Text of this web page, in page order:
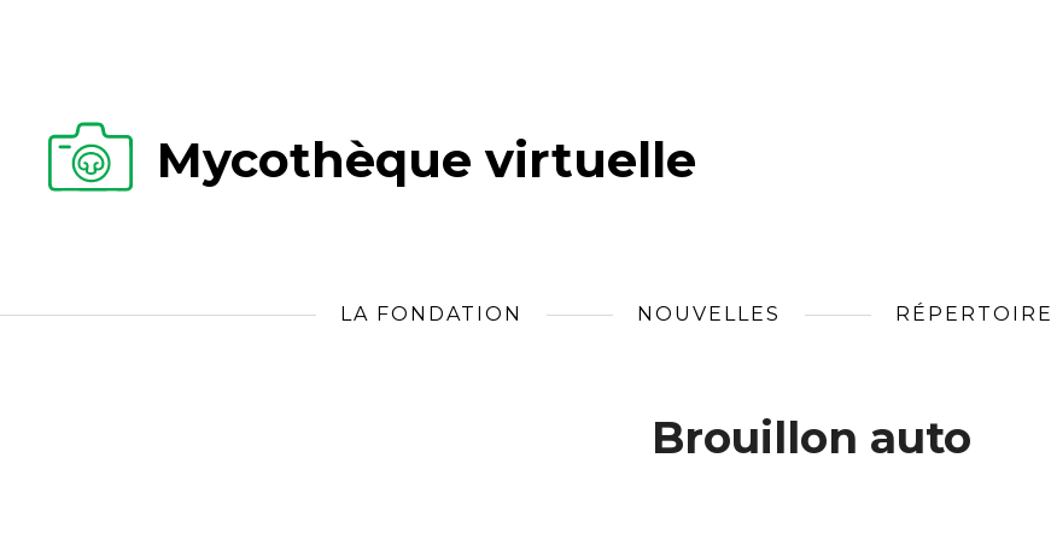
Mycothèque virtuelle
LA FONDATION NOUVELLES RÉPERTOIRE
Brouillon auto